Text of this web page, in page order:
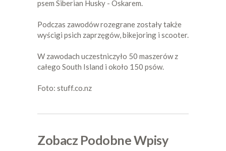
psem Siberian Husky - Oskarem.
Podczas zawodów rozegrane zostały także
wyścigi psich zaprzęgów, bikejoring i scooter.
W zawodach uczestniczyło 50 maszerów z
całego South Island i około 150 psów.
Foto: stuff.co.nz
Zobacz Podobne Wpisy